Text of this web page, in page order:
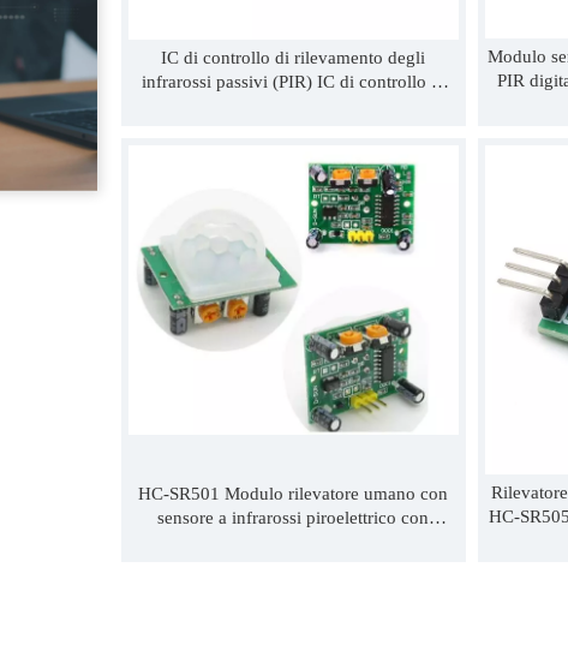
IC di controllo di rilevamento degli
infrarossi passivi (PIR) IC di controllo di
Modulo
PIR
HC-SR501 Modulo rilevatore umano con
sensore a infrarossi piroelettrico con
HC-